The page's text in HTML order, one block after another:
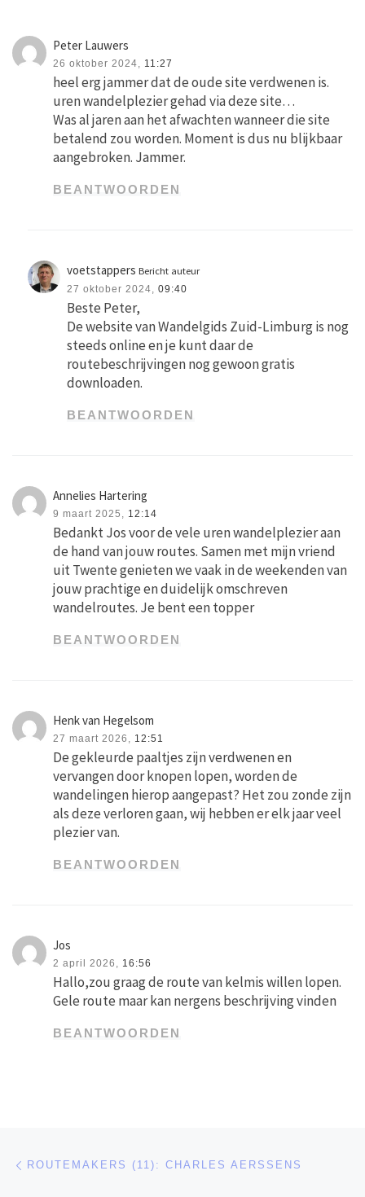
Peter Lauwers
26 oktober 2024, 11:27
heel erg jammer dat de oude site verdwenen is.
uren wandelplezier gehad via deze site…
Was al jaren aan het afwachten wanneer die site
betalend zou worden. Moment is dus nu blijkbaar
aangebroken. Jammer.
BEANTWOORDEN
voetstappers Bericht auteur
27 oktober 2024, 09:40
Beste Peter,
De website van Wandelgids Zuid-Limburg is nog
steeds online en je kunt daar de
routebeschrijvingen nog gewoon gratis
downloaden.
BEANTWOORDEN
Annelies Hartering
9 maart 2025, 12:14
Bedankt Jos voor de vele uren wandelplezier aan
de hand van jouw routes. Samen met mijn vriend
uit Twente genieten we vaak in de weekenden van
jouw prachtige en duidelijk omschreven
wandelroutes. Je bent een topper
BEANTWOORDEN
Henk van Hegelsom
27 maart 2026, 12:51
De gekleurde paaltjes zijn verdwenen en
vervangen door knopen lopen, worden de
wandelingen hierop aangepast? Het zou zonde zijn
als deze verloren gaan, wij hebben er elk jaar veel
plezier van.
BEANTWOORDEN
Jos
2 april 2026, 16:56
Hallo,zou graag de route van kelmis willen lopen.
Gele route maar kan nergens beschrijving vinden
BEANTWOORDEN
Bericht navigatie
ROUTEMAKERS (11): CHARLES AERSSENS